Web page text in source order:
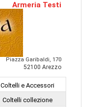
Armeria Testi
Piazza Garibaldi, 170
52100 Arezzo
Coltelli e Accessori
Coltelli collezione